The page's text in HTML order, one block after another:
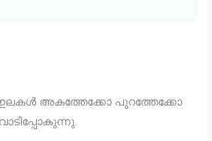
അകത്തേക്കോ പുറത്തേക്കോ